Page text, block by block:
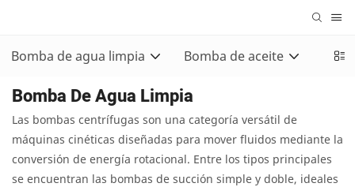
Bomba de agua limpia Bomba de aceite
Bomba De Agua Limpia
Las bombas centrífugas son una categoría versátil de
máquinas cinéticas diseñadas para mover fluidos mediante la
conversión de energía rotacional. Entre los tipos principales
se encuentran las bombas de succión simple y doble, ideales